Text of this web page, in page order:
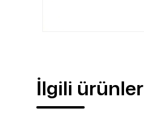
İlgili ürünler